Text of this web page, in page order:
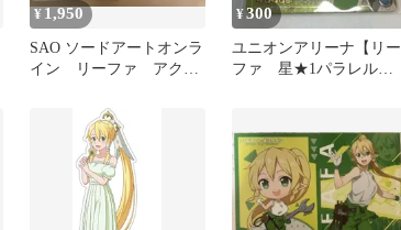
¥ 1,950
SAO ソードアートオンラ
イン リーファ アクリ
¥300
ユニオンアリーナ【リー
ファ 星★1パラレル】